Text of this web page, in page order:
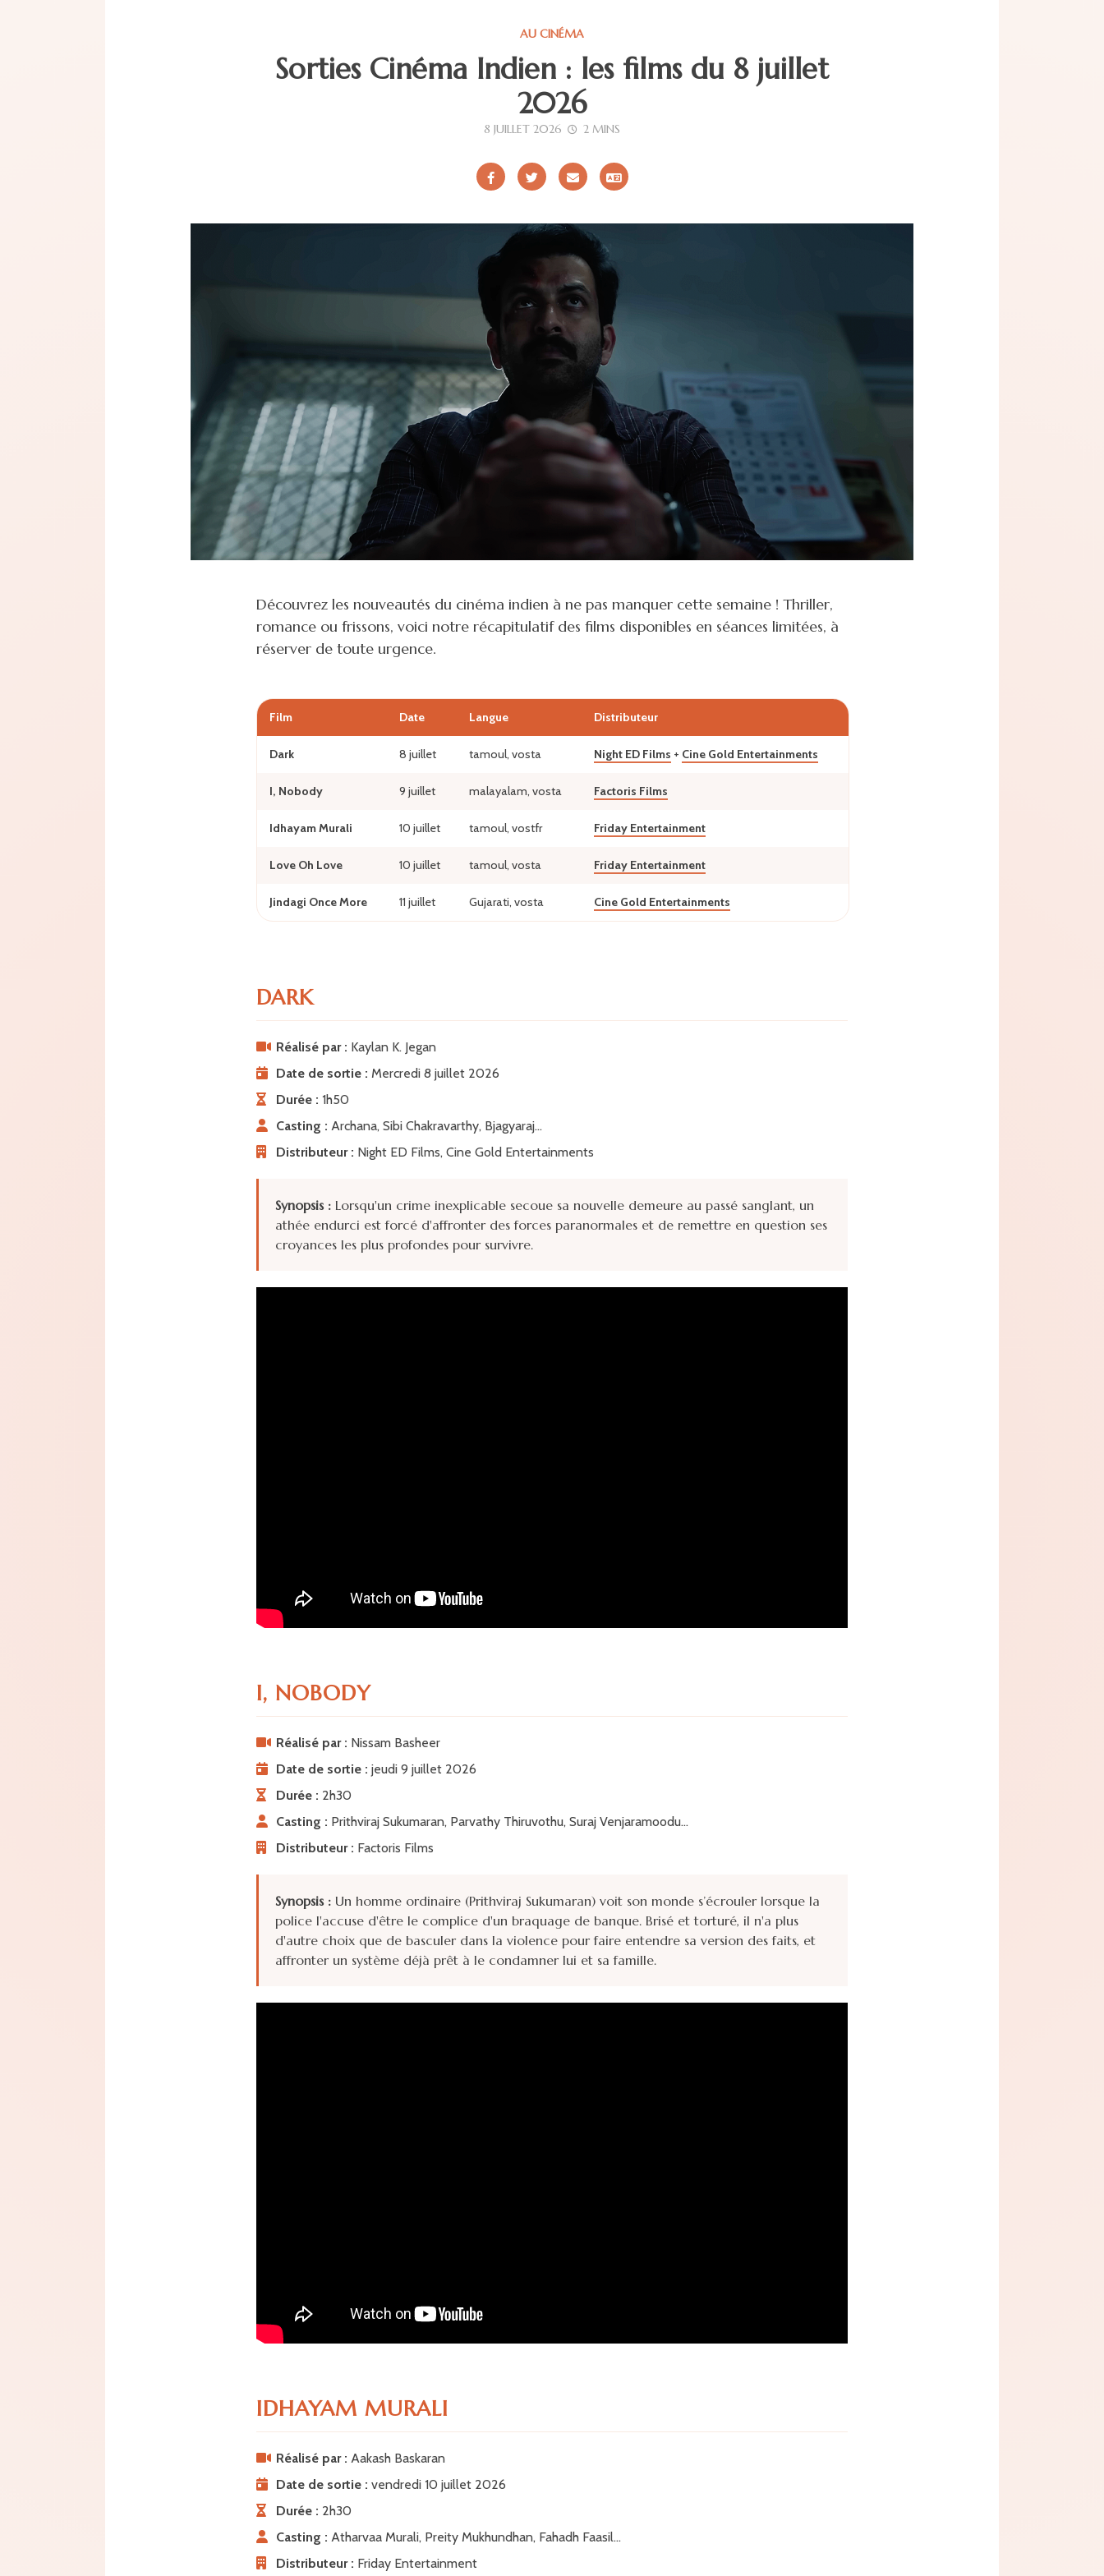
AU CINÉMA
Sorties Cinéma Indien : les films du 8 juillet
2026
8 JUILLET 2026 2 MINS
Découvrez les nouveautés du cinéma indien à ne pas manquer cette semaine ! Thriller,
romance ou frissons, voici notre récapitulatif des films disponibles en séances limitées, à
réserver de toute urgence.
Film Date Langue Distributeur
Dark 8 juillet tamoul, vosta Night ED Films + Cine Gold Entertainments
I, Nobody 9 juillet malayalam, vosta Factoris Films
Idhayam Murali 10 juillet tamoul, vostfr Friday Entertainment
Love Oh Love 10 juillet tamoul, vosta Friday Entertainment
Jindagi Once More 11 juillet Gujarati, vosta Cine Gold Entertainments
DARK
Réalisé par : Kaylan K. Jegan
Date de sortie : Mercredi 8 juillet 2026
Durée : 1h50
Casting : Archana, Sibi Chakravarthy, Bjagyaraj...
Distributeur : Night ED Films, Cine Gold Entertainments
Synopsis : Lorsqu'un crime inexplicable secoue sa nouvelle demeure au passé sanglant, un
athée endurci est forcé d'affronter des forces paranormales et de remettre en question ses
croyances les plus profondes pour survivre.
I, NOBODY
Réalisé par : Nissam Basheer
Date de sortie : jeudi 9 juillet 2026
Durée : 2h30
Casting : Prithviraj Sukumaran, Parvathy Thiruvothu, Suraj Venjaramoodu...
Distributeur : Factoris Films
Synopsis : Un homme ordinaire (Prithviraj Sukumaran) voit son monde s’écrouler lorsque la
police l'accuse d'être le complice d'un braquage de banque. Brisé et torturé, il n'a plus
d'autre choix que de basculer dans la violence pour faire entendre sa version des faits, et
affronter un système déjà prêt à le condamner lui et sa famille.
IDHAYAM MURALI
Réalisé par : Aakash Baskaran
Date de sortie : vendredi 10 juillet 2026
Durée : 2h30
Casting : Atharvaa Murali, Preity Mukhundhan, Fahadh Faasil...
Distributeur : Friday Entertainment